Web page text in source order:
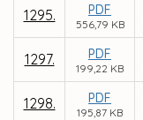
1295. PDF
556,79 KB
1297. PDF
199,22 KB
1298. PDF
195,87 KB